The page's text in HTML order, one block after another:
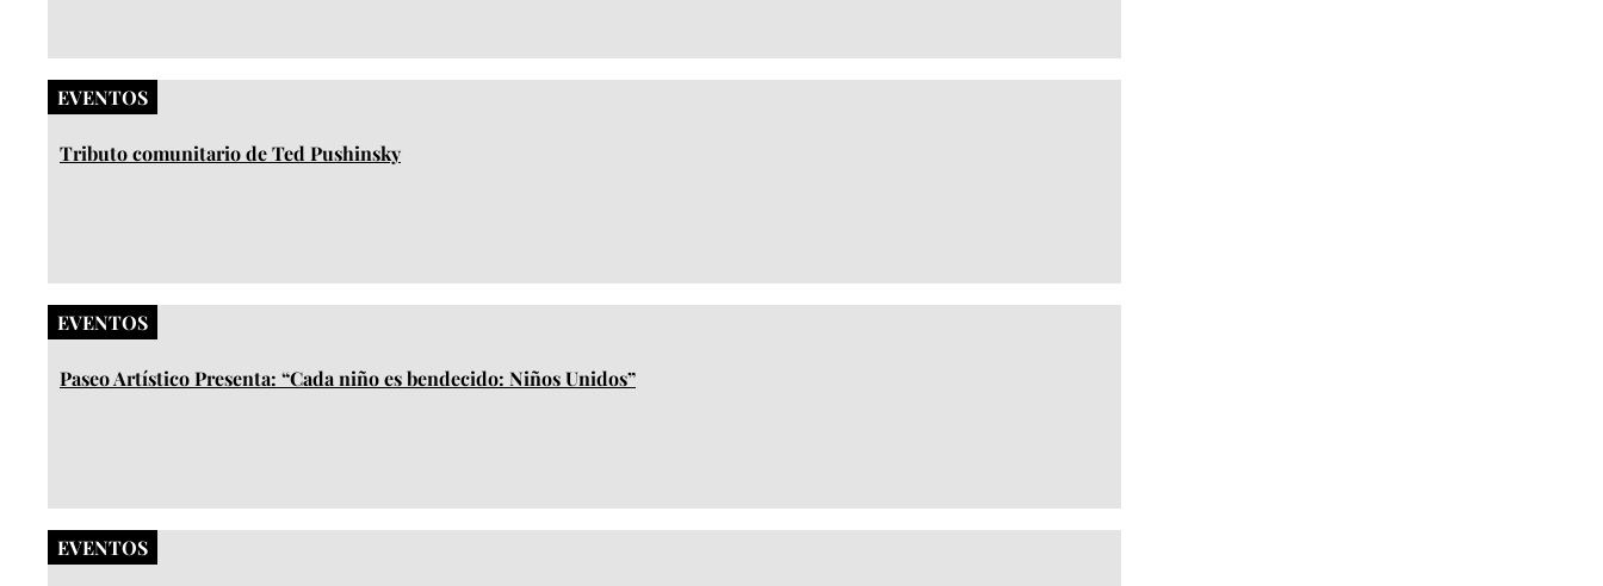
EVENTOS
Tributo comunitario de Ted Pushinsky
EVENTOS
Paseo Artístico Presenta: “Cada niño es bendecido: Niños Unidos”
EVENTOS